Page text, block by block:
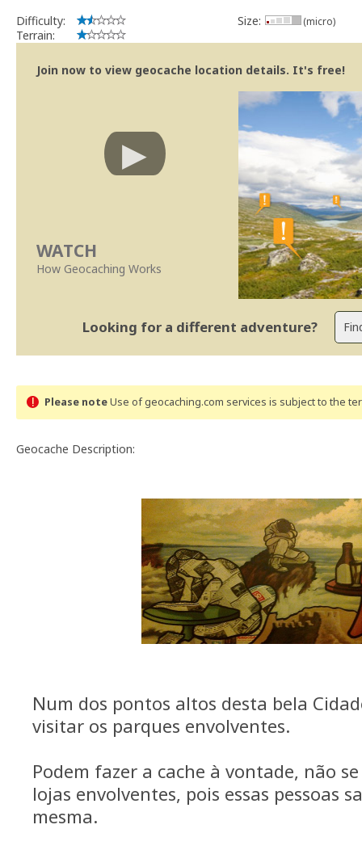
Difficulty:
Terrain:
Size: (micro)
Join now to view geocache location details. It's free!
WATCH
How Geocaching Works
Looking for a different adventure?
Please noteUse of geocaching.com services is subject to the
Geocache Description:
Num dos pontos altos desta bela
visitar os parques envolventes.
Podem fazer a cache à vontade, não
lojas envolventes, pois essas pessoas
mesma.